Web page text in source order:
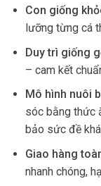
Con giống
lưỡng từng cá
Duy trì giống
– cam kết
Mô hình nuôi
sóc bằng thức
bảo sức đề
Giao hàng
nhanh chóng,